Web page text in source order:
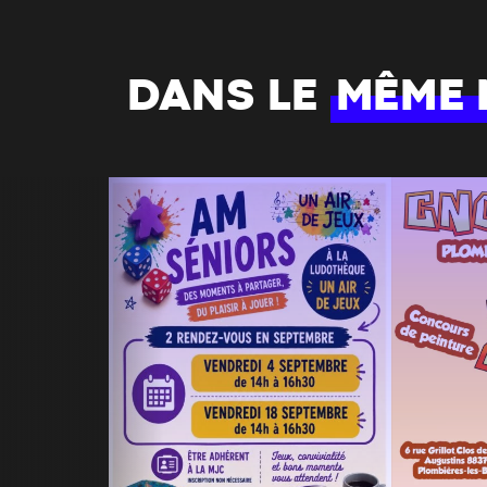
DANS LE MÊME